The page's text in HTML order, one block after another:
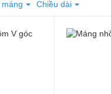
máng Chiều dài